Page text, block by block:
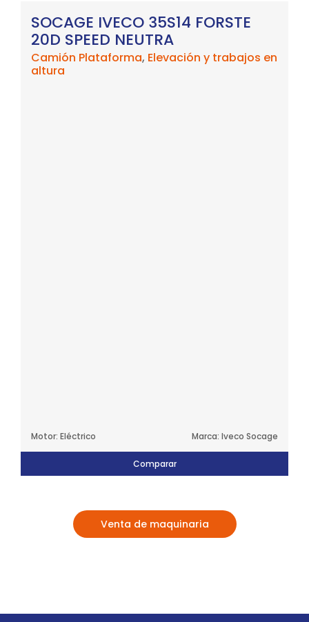
SOCAGE IVECO 35S14 FORSTE
20D SPEED NEUTRA
Camión Plataforma, Elevación y trabajos en
altura
Motor: Eléctrico Marca: Iveco Socage
Comparar
Venta de maquinaria